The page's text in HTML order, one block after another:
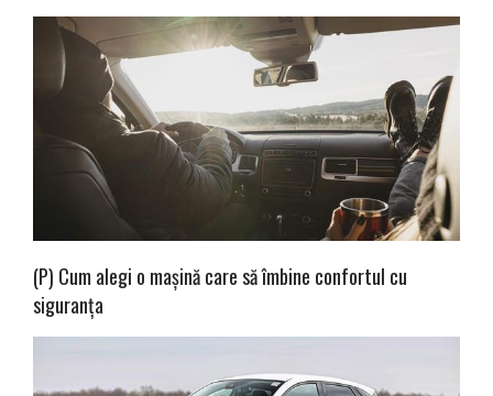
(P) Cum alegi o mașină care să îmbine confortul cu
siguranța